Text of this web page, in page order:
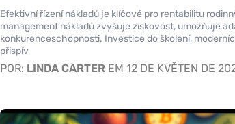
Efektivní řízení nákladů je klíčové pro rentabilitu
management nákladů zvyšuje ziskovost, umožňuje
konkurenceschopnosti. Investice do školení,
přispív
POR: LINDA CARTER EM 12 DE KVĚTEN DE